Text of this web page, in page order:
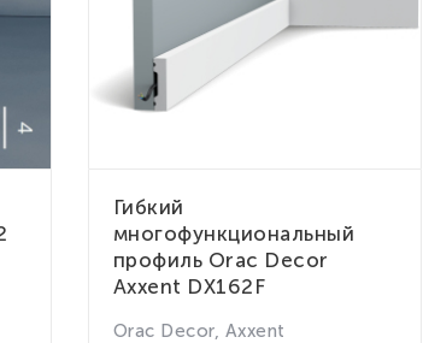
Гибкий
многофункциональный
профиль Orac Decor
Axxent DX162F
Orac Decor, Axxent